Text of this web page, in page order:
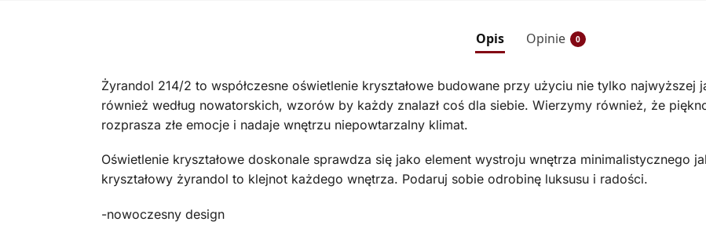
Opis Opinie 0
Żyrandol 214/2 to współczesne oświetlenie kryształowe budowane przy użyciu nie tylko
również według nowatorskich, wzorów by każdy znalazł coś dla siebie. Wierzymy również, że
rozprasza złe emocje i nadaje wnętrzu niepowtarzalny klimat.
Oświetlenie kryształowe doskonale sprawdza się jako element wystroju wnętrza minimalistycznego
kryształowy żyrandol to klejnot każdego wnętrza. Podaruj sobie odrobinę luksusu i radości.
-nowoczesny design